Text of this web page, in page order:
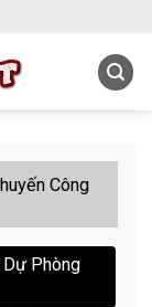
Công
Phòng